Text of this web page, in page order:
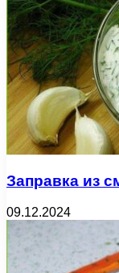
Заправка из
09.12.2024